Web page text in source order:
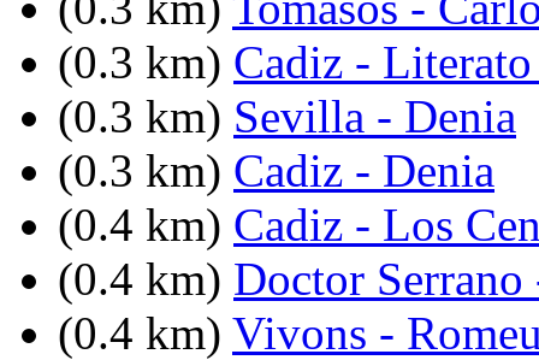
(0.3 km) Cadiz -
(0.3 km) Sevilla - Denia
(0.3 km) Cadiz - Denia
(0.4 km) Cadiz - Los
(0.4 km) Doctor
(0.4 km) Vivons -